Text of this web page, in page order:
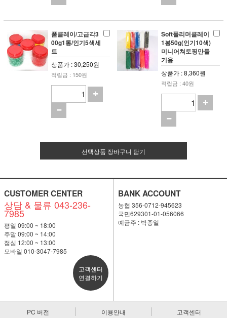
폼클레이/고급각3
00g1통/인기5색세
트
상품가 : 30,250원
적립금 : 150원
Soft폴리머클레이
1봉50g(인기10색)
미니어쳐토핑만들
기용
상품가 : 8,360원
적립금 : 40원
선택상품 장바구니 담기
CUSTOMER CENTER
상담 & 물류 043-236-
7985
평일 09:00 ~ 18:00
주말 09:00 ~ 14:00
점심 12:00 ~ 13:00
모바일 010-3047-7985
고객센터
연결하기
BANK ACCOUNT
농협 356-0712-945623
국민629301-01-056066
예금주 : 박종일
PC 버전 이용안내 고객센터